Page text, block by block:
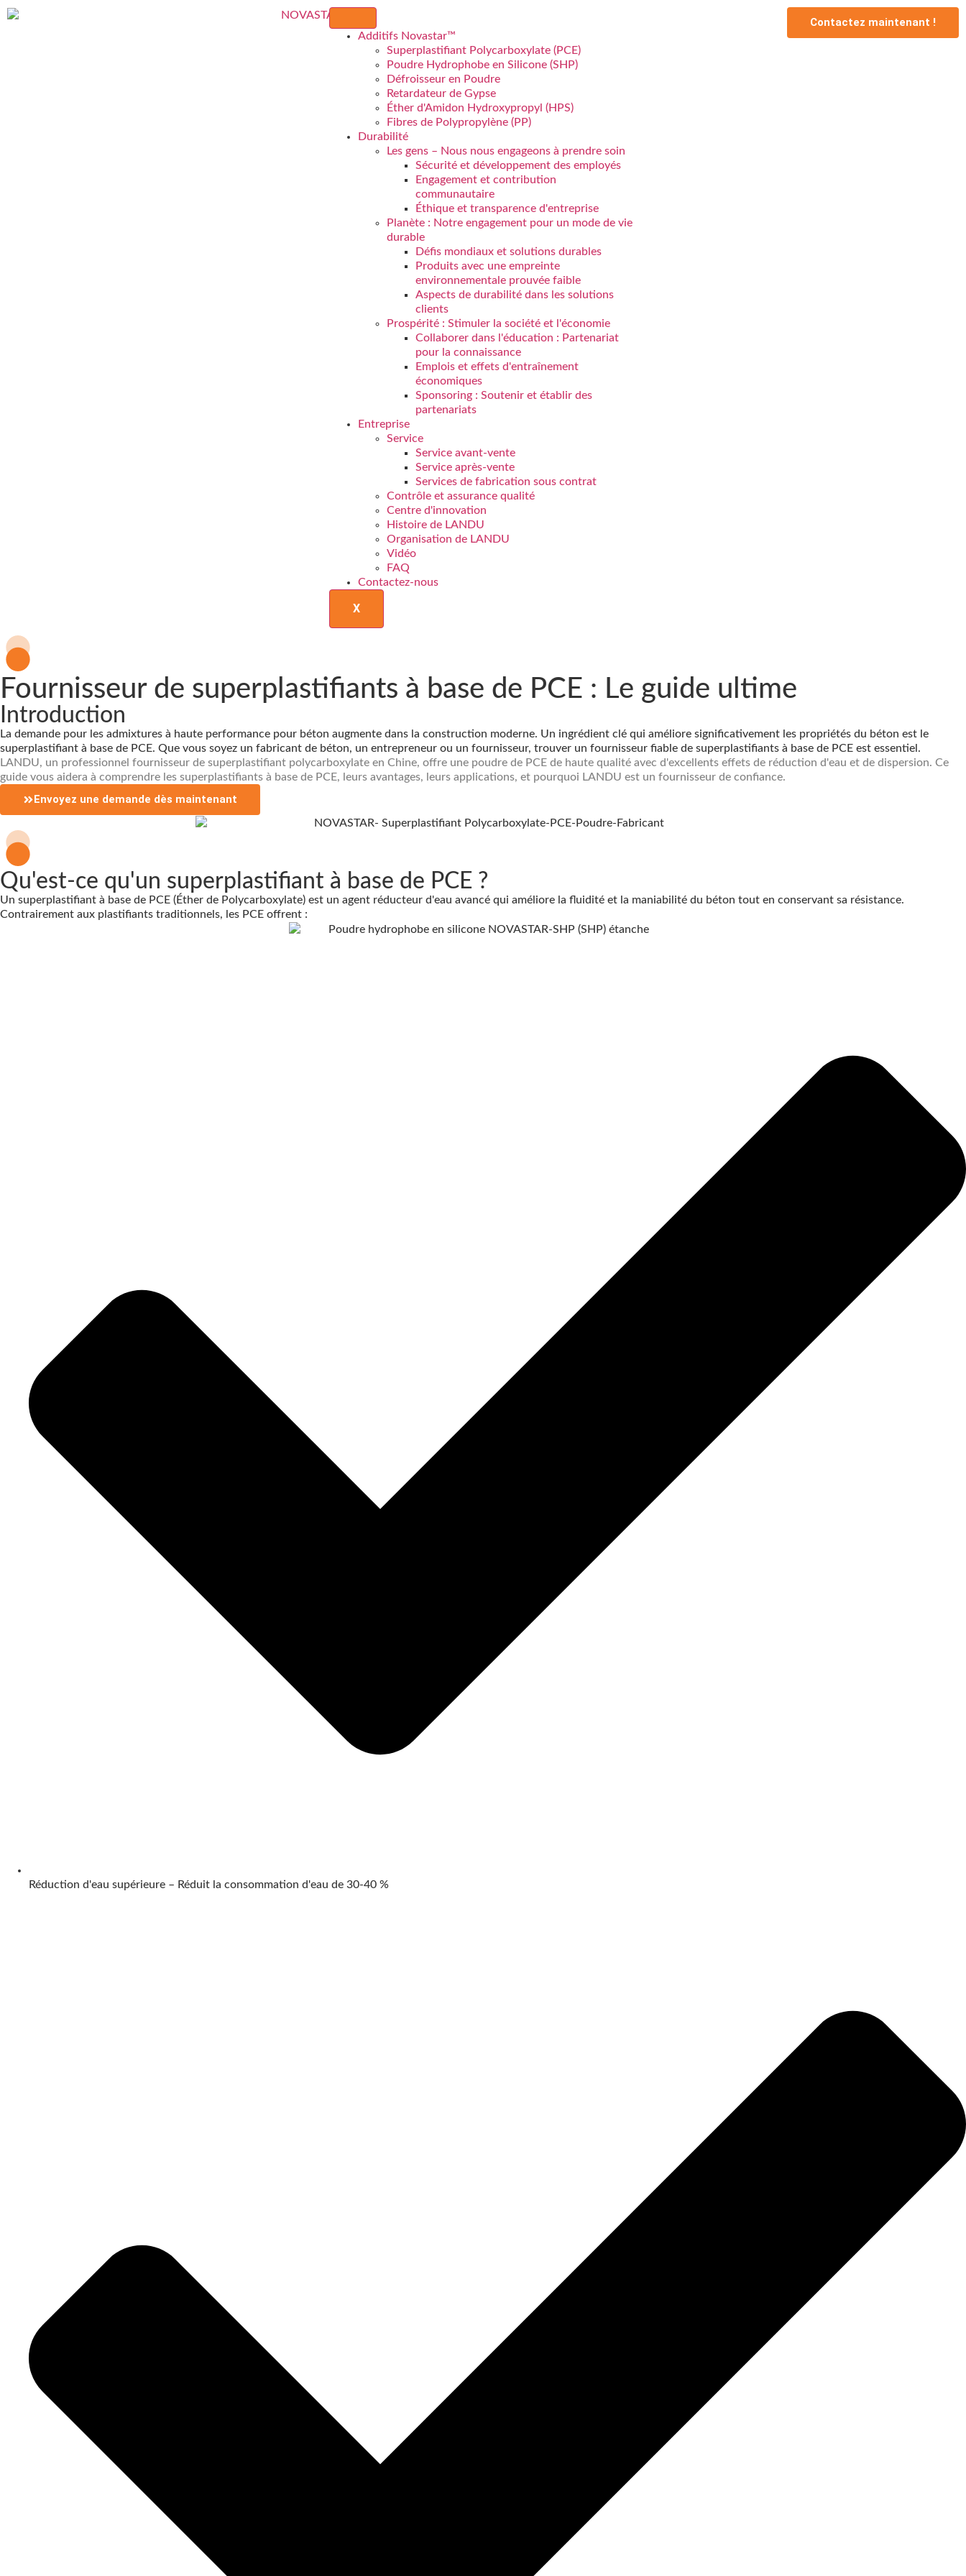
Additifs Novastar™
Superplastifiant Polycarboxylate (PCE)
Poudre Hydrophobe en Silicone (SHP)
Défroisseur en Poudre
Retardateur de Gypse
Éther d'Amidon Hydroxypropyl (HPS)
Fibres de Polypropylène (PP)
Durabilité
Les gens – Nous nous engageons à prendre soin
Sécurité et développement des employés
Engagement et contribution
communautaire
Éthique et transparence d'entreprise
Planète : Notre engagement pour un mode de vie
durable
Défis mondiaux et solutions durables
Produits avec une empreinte
environnementale prouvée faible
Aspects de durabilité dans les solutions
clients
Prospérité : Stimuler la société et l'économie
Collaborer dans l'éducation : Partenariat
pour la connaissance
Emplois et effets d'entraînement
économiques
Sponsoring : Soutenir et établir des
partenariats
Entreprise
Service
Service avant-vente
Service après-vente
Services de fabrication sous contrat
Contrôle et assurance qualité
Centre d'innovation
Histoire de LANDU
Organisation de LANDU
Vidéo
FAQ
Contactez-nous
X
Contactez maintenant !
Fournisseur de superplastifiants à base de PCE : Le guide ultime
Introduction
La demande pour les admixtures à haute performance pour béton augmente dans la construction moderne. Un ingrédient clé qui améliore significativement les propriétés du béton est le
superplastifiant à base de PCE. Que vous soyez un fabricant de béton, un entrepreneur ou un fournisseur, trouver un fournisseur fiable de superplastifiants à base de PCE est essentiel.
LANDU, un professionnel fournisseur de superplastifiant polycarboxylate en Chine, offre une poudre de PCE de haute qualité avec d'excellents effets de réduction d'eau et de dispersion. Ce
guide vous aidera à comprendre les superplastifiants à base de PCE, leurs avantages, leurs applications, et pourquoi LANDU est un fournisseur de confiance.
Envoyez une demande dès maintenant
Qu'est-ce qu'un superplastifiant à base de PCE ?
Un superplastifiant à base de PCE (Éther de Polycarboxylate) est un agent réducteur d'eau avancé qui améliore la fluidité et la maniabilité du béton tout en conservant sa résistance.
Contrairement aux plastifiants traditionnels, les PCE offrent :
Réduction d'eau supérieure – Réduit la consommation d'eau de 30-40 %